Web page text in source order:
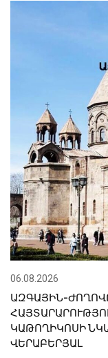
06.08.2026
ԱԶԳԱՅԻՆ-
ԿԱԹՈՂԻԿՈՍԻ
ՎԵՐԱԲԵՐՅԱԼ